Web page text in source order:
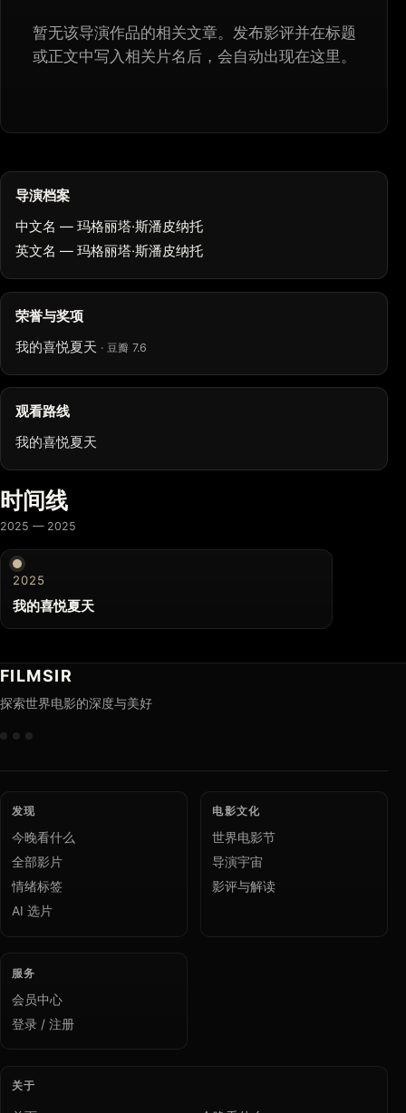
暂无该导演作品的相关文章。发布影评并在标题
或正文中写入相关片名后，会自动出现在这里。
导演档案
中文名 — 玛格丽塔·斯潘皮纳托
英文名 — 玛格丽塔·斯潘皮纳托
荣誉与奖项
我的喜悦夏天 · 豆瓣 7.6
观看路线
我的喜悦夏天
时间线
2025 — 2025
2025
我的喜悦夏天
FILMSIR
探索世界电影的深度与美好
发现
今晚看什么
全部影片
情绪标签
AI 选片
电影文化
世界电影节
导演宇宙
影评与解读
服务
会员中心
登录 / 注册
关于